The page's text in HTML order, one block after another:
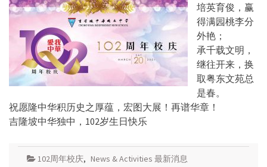
培英育俊，赢
得满园桃李分
外艳；
承千载文明，
继往开来，换
取粤东文苑总
是春。
祝愿隆中华积历史之厚蕴，宏图大展！再谱华章！
吉隆坡中华独中，102岁生日快乐
102周年校庆, News & Activities 最新消息